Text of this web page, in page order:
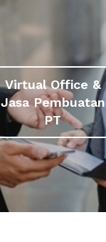
Virtual Office &
Jasa Pembuatan
PT